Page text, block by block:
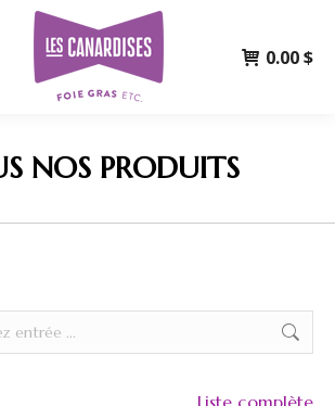
0.00$
NOS PRODUITS
Liste complète